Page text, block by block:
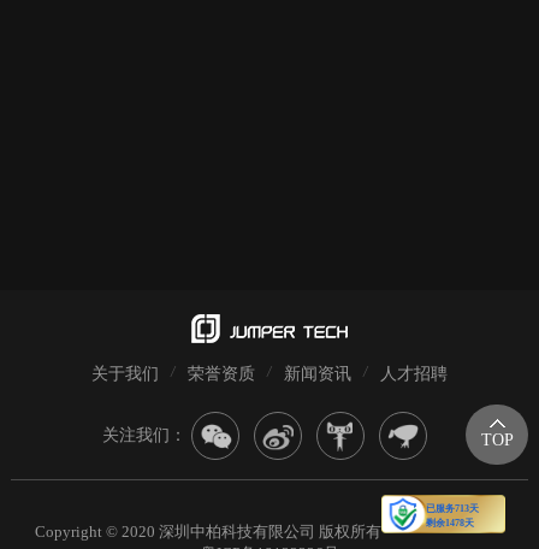
关于我们 荣誉资质 新闻资讯 人才招聘
关注我们：
Copyright © 2020 深圳中柏科技有限公司 版权所有
TOP